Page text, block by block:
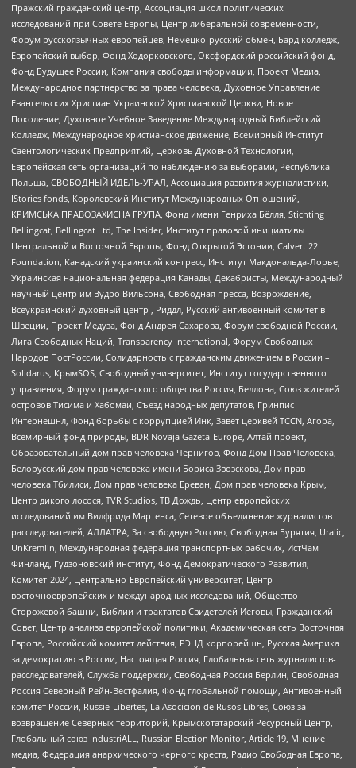
Пражский гражданский центр, Ассоциация школ политических
исследований при Совете Европы, Центр либеральной современности,
Форум русскоязычных европейцев, Немецко-русский обмен, Бард колледж,
Европейский выбор, Фонд Ходорковского, Оксфордский российский фонд,
Фонд Будущее России, Компания свободы информации, Проект Медиа,
Международное партнерство за права человека, Духовное Управление
Евангельских Христиан Украинской Христианской Церкви, Новое
Поколение, Духовное Учебное Заведение Международный Библейский
Колледж, Международное христианское движение, Всемирный Институт
Саентологических Предприятий, Церковь Духовной Технологии,
Европейская сеть организаций по наблюдению за выборами, Республика
Польша, СВОБОДНЫЙ ИДЕЛЬ-УРАЛ, Ассоциация развития журналистики,
IStories fonds, Королевский Институт Международных Отношений,
КРИМСЬКА ПРАВОЗАХИСНА ГРУПА, Фонд имени Генриха Бёлля, Stichting
Bellingcat, Bellingcat Ltd, The Insider, Институт правовой инициативы
Центральной и Восточной Европы, Фонд Открытой Эстонии, Calvert 22
Foundation, Канадский украинский конгресс, Институт Макдональда-Лорье,
Украинская национальная федерация Канады, Декабристы, Международный
научный центр им Вудро Вильсона, Свободная пресса, Возрождение,
Всеукраинский духовный центр , Риддл, Русский антивоенный комитет в
Швеции, Проект Медуза, Фонд Андрея Сахарова, Форум свободной России,
Лига Свободных Наций, Transparеncy International, Форум Свободных
Народов ПостРоссии, Солидарность с гражданским движением в России –
Solidarus, КрымSOS, Свободный университет, Институт государственного
управления, Форум гражданского общества Россия, Беллона, Союз жителей
островов Тисима и Хабомаи, Съезд народных депутатов, Гринпис
Интернешнл, Фонд борьбы с коррупцией Инк, Завет церквей TCCN, Агора,
Всемирный фонд природы, BDR Novaja Gazeta-Europe, Алтай проект,
Образовательный дом прав человека Чернигов, Фонд Дом Прав Человека,
Белорусский дом прав человека имени Бориса Звозскова, Дом прав
человека Тбилиси, Дом прав человека Ереван, Дом прав человека Крым,
Центр дикого лосося, TVR Studios, ТВ Дождь, Центр европейских
исследований им Вилфрида Мартенса, Сетевое объединение журналистов
расследователей, АЛЛАТРА, За свободную Россию, Свободная Бурятия, Uralic,
UnKremlin, Международная федерация транспортных рабочих, ИстЧам
Финланд, Гудзоновский институт, Фонд Демократического Развития,
Комитет-2024, Центрально-Европейский университет, Центр
восточноевропейских и международных исследований, Общество
Сторожевой башни, Библии и трактатов Свидетелей Иеговы, Гражданский
Совет, Центр анализа европейской политики, Академическая сеть Восточная
Европа, Российский комитет действия, РЭНД корпорейшн, Русская Америка
за демократию в России, Настоящая Россия, Глобальная сеть журналистов-
расследователей, Служба поддержки, Свободная Россия Берлин, Свободная
Россия Северный Рейн-Вестфалия, Фонд глобальной помощи, Антивоенный
комитет России, Russie-Libertes, La Asocicion de Rusos Libres, Союз за
возвращение Северных территорий, Крымскотатарский Ресурсный Центр,
Глобальный союз IndustriALL, Russian Election Monitor, Article 19, Мнение
медиа, Федерация анархического черного креста, Радио Свободная Европа,